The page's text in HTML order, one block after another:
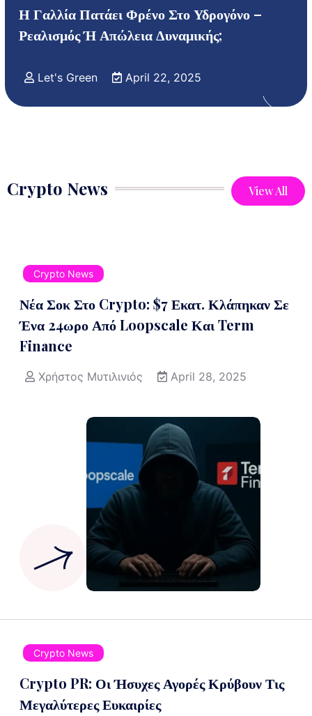
Η Γαλλία Πατάει Φρένο Στο Υδρογόνο –
Ρεαλισμός Ή Απώλεια Δυναμικής;
Let's Green April 22, 2025
Crypto News View All
Crypto News
Νέα Σοκ Στο Crypto: $7 Εκατ. Κλάπηκαν Σε
Ένα 24ωρο Από Loopscale Και Term
Finance
Χρήστος Μυτιλινιός April 28, 2025
Crypto News
Crypto PR: Οι Ήσυχες Αγορές Κρύβουν Τις
Μεγαλύτερες Ευκαιρίες